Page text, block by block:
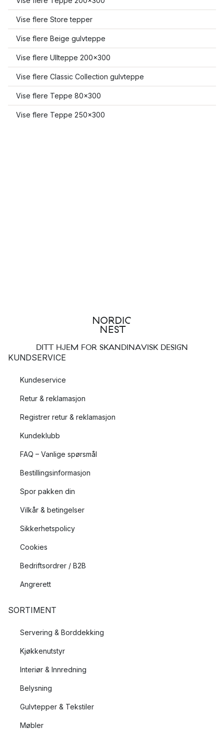
Vise flere Store tepper
Vise flere Beige gulvteppe
Vise flere Ullteppe 200x300
Vise flere Classic Collection gulvteppe
Vise flere Teppe 80x300
Vise flere Teppe 250x300
DITT HJEM FOR SKANDINAVISK DESIGN
KUNDSERVICE
Kundeservice
Retur & reklamasjon
Registrer retur & reklamasjon
Kundeklubb
FAQ – Vanlige spørsmål
Bestillingsinformasjon
Spor pakken din
Vilkår & betingelser
Sikkerhetspolicy
Cookies
Bedriftsordrer / B2B
Angrerett
SORTIMENT
Servering & Borddekking
Kjøkkenutstyr
Interiør & Innredning
Belysning
Gulvtepper & Tekstiler
Møbler